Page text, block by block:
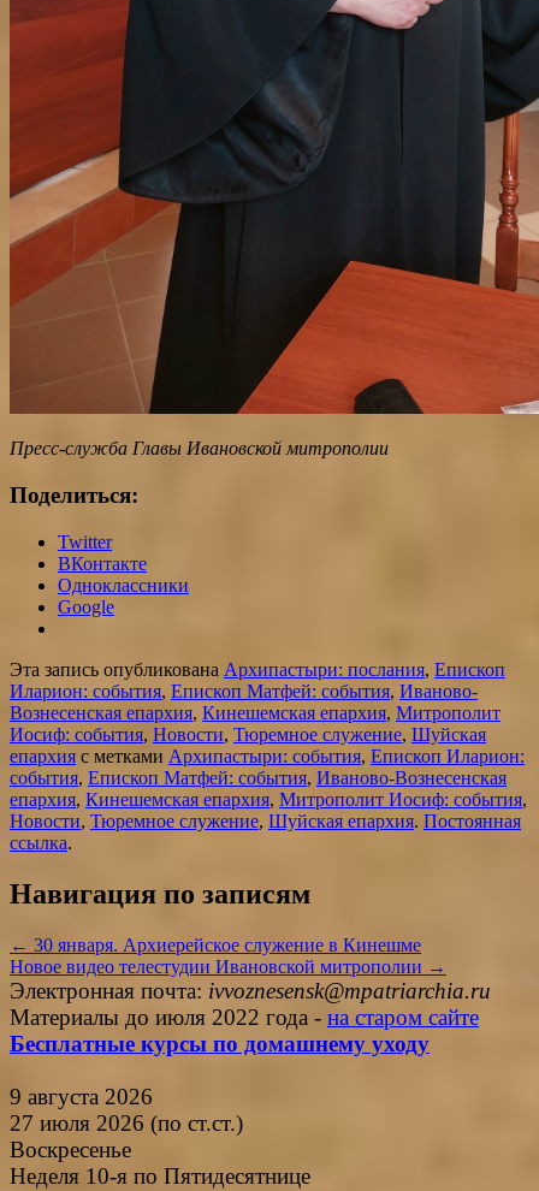
Пресс-служба Главы Ивановской митрополии
Поделиться:
Twitter
ВКонтакте
Одноклассники
Google
Эта запись опубликована Архипастыри: послания, Епископ
Иларион: события, Епископ Матфей: события, Иваново-
Вознесенская епархия, Кинешемская епархия, Митрополит
Иосиф: события, Новости, Тюремное служение, Шуйская
епархия с метками Архипастыри: события, Епископ Иларион:
события, Епископ Матфей: события, Иваново-Вознесенская
епархия, Кинешемская епархия, Митрополит Иосиф: события,
Новости, Тюремное служение, Шуйская епархия. Постоянная
ссылка.
Навигация по записям
← 30 января. Архиерейское служение в Кинешме
Новое видео телестудии Ивановской митрополии →
Электронная почта: ivvoznesensk@mpatriarchia.ru
Материалы до июля 2022 года - на старом сайте
Бесплатные курсы по домашнему уходу
9 августа 2026
27 июля 2026 (по ст.ст.)
Воскресенье
Неделя 10-я по Пятидесятнице